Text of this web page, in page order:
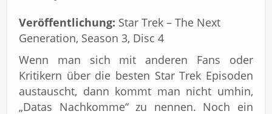
Veröffentlichung: Star Trek – The Next
Generation, Season 3, Disc 4
Wenn man sich mit anderen Fans oder
Kritikern über die besten Star Trek Episoden
austauscht, dann kommt man nicht umhin,
„Datas Nachkomme“ zu nennen. Noch ein